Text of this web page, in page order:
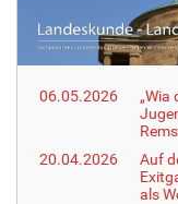
e
:
06.05.2026
„Wia
20.04.2026
Auf
als